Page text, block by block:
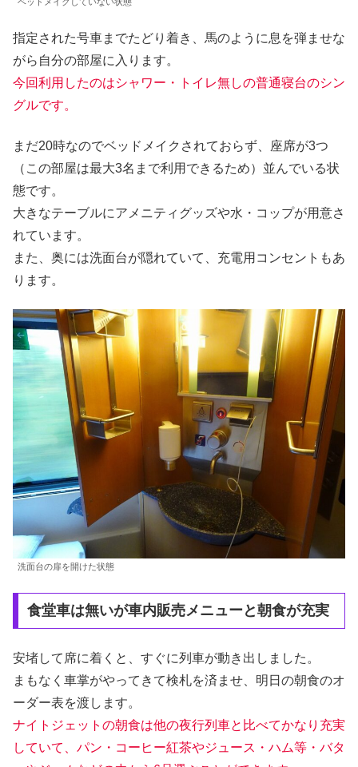
指定された号車までたどり着き、馬のように息を弾ませな
がら自分の部屋に入ります。
今回利用したのはシャワー・トイレ無しの普通寝台のシン
グルです。
まだ20時なのでベッドメイクされておらず、座席が3つ
（この部屋は最大3名まで利用できるため）並んでいる状
態です。
大きなテーブルにアメニティグッズや水・コップが用意さ
れています。
また、奥には洗面台が隠れていて、充電用コンセントもあ
ります。
洗面台の扉を開けた状態
食堂車は無いが車内販売メニューと朝食が充実
安堵して席に着くと、すぐに列車が動き出しました。
まもなく車掌がやってきて検札を済ませ、明日の朝食のオ
ーダー表を渡します。
ナイトジェットの朝食は他の夜行列車と比べてかなり充実
していて、パン・コーヒー紅茶やジュース・ハム等・バタ